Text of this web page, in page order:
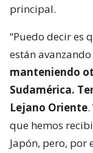
principal.
“Puedo decir es
están
manteniendo
Sudamérica.
Lejano Oriente
que hemos
Japón, pero, por